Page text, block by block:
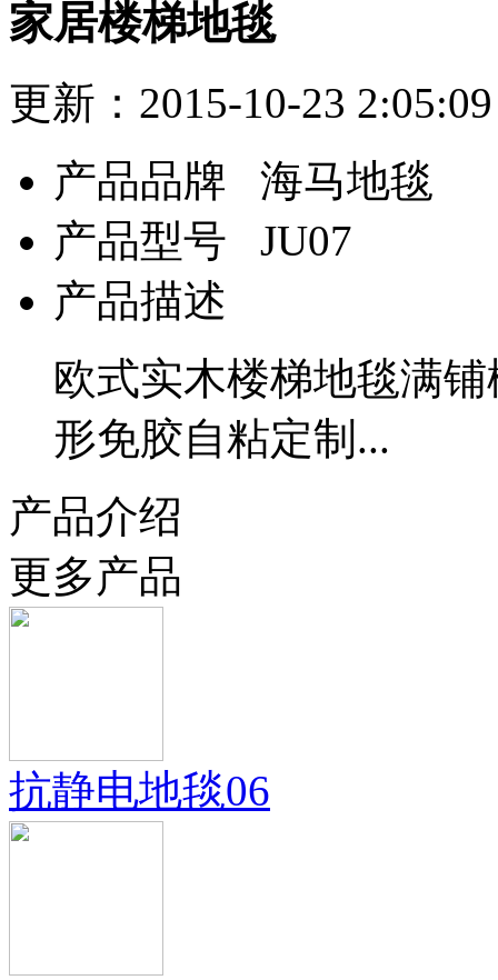
家居楼梯地毯
更新：2015-10-23
产品品牌 海马地毯
产品型号 JU07
产品描述
欧式实木楼梯地毯满
形免胶自粘定制...
产品介绍
更多产品
抗静电地毯06